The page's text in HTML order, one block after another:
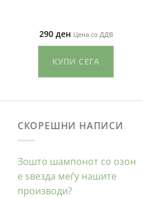
290 ден Цена со ДДВ
КУПИ СЕГА
СКОРЕШНИ НАПИСИ
Зошто шампонот со озон
е ѕвезда меѓу нашите
производи?